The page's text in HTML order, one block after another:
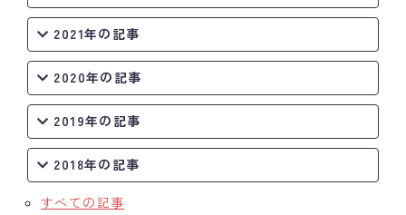
2021年の記事
2020年の記事
2019年の記事
2018年の記事
すべての記事